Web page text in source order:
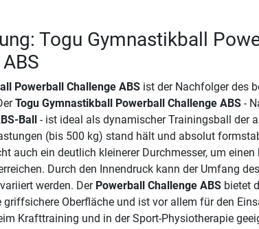
Togu Gymnastikball
Powerball Challenge ABSist der Nachfolger des
Togu Gymnastikball Powerball Challenge ABS-
Ball- ist ideal als dynamischer Trainingsball der
(bis 500 kg) stand hält und absolut
auch ein deutlich kleinerer Durchmesser, um einen
Durch den Innendruck kann der Umfang
werden. Der Powerball Challenge ABSbietet
griffsichere Oberfläche und ist vor allem für den
Krafttraining und in der Sport-Physiotherapie